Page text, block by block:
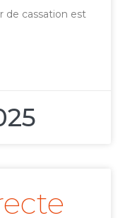
de cassation est